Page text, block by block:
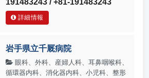
詳細情報
岩手県立千厩病院
眼科、外科、産婦人科、耳鼻咽喉科、
循環器内科、消化器内科、小児科、整形